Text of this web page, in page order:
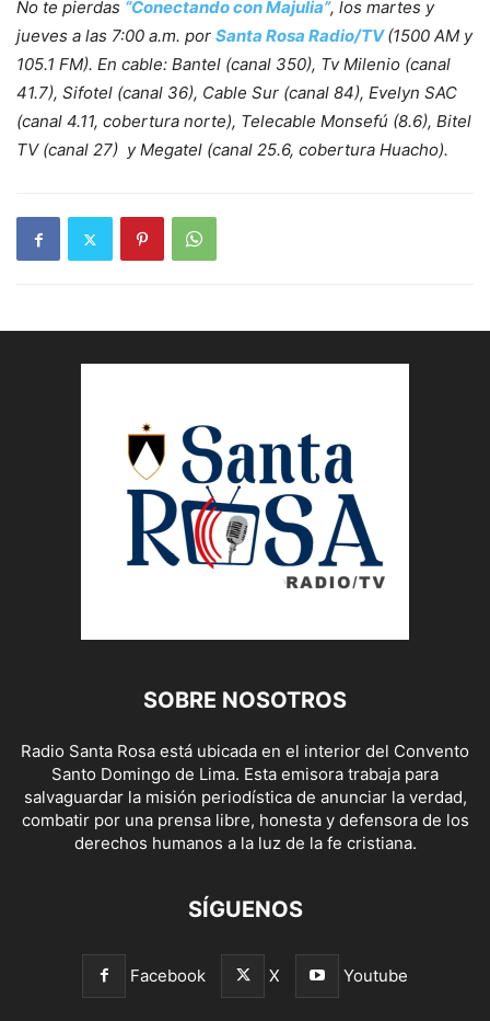
No te pierdas “Conectando con Majulia”, los martes y
jueves a las 7:00 a.m. por Santa Rosa Radio/TV (1500 AM y
105.1 FM). En cable: Bantel (canal 350), Tv Milenio (canal
41.7), Sifotel (canal 36), Cable Sur (canal 84), Evelyn SAC
(canal 4.11, cobertura norte), Telecable Monsefú (8.6), Bitel
TV (canal 27) y Megatel (canal 25.6, cobertura Huacho).
SOBRE NOSOTROS
Radio Santa Rosa está ubicada en el interior del Convento
Santo Domingo de Lima. Esta emisora trabaja para
salvaguardar la misión periodística de anunciar la verdad,
combatir por una prensa libre, honesta y defensora de los
derechos humanos a la luz de la fe cristiana.
SÍGUENOS
Facebook X Youtube